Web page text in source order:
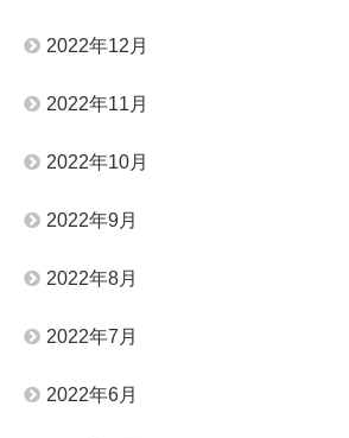
2022年12月
2022年11月
2022年10月
2022年9月
2022年8月
2022年7月
2022年6月